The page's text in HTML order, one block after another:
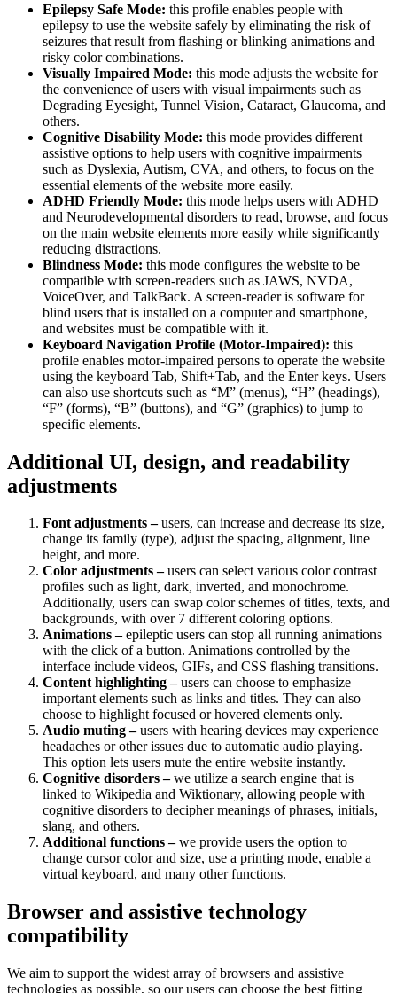
Epilepsy Safe Mode: this profile enables people with
epilepsy to use the website safely by eliminating the risk of
seizures that result from flashing or blinking animations and
risky color combinations.
Visually Impaired Mode: this mode adjusts the website for
the convenience of users with visual impairments such as
Degrading Eyesight, Tunnel Vision, Cataract, Glaucoma, and
others.
Cognitive Disability Mode: this mode provides different
assistive options to help users with cognitive impairments
such as Dyslexia, Autism, CVA, and others, to focus on the
essential elements of the website more easily.
ADHD Friendly Mode: this mode helps users with ADHD
and Neurodevelopmental disorders to read, browse, and focus
on the main website elements more easily while significantly
reducing distractions.
Blindness Mode: this mode configures the website to be
compatible with screen-readers such as JAWS, NVDA,
VoiceOver, and TalkBack. A screen-reader is software for
blind users that is installed on a computer and smartphone,
and websites must be compatible with it.
Keyboard Navigation Profile (Motor-Impaired): this
profile enables motor-impaired persons to operate the website
using the keyboard Tab, Shift+Tab, and the Enter keys. Users
can also use shortcuts such as “M” (menus), “H” (headings),
“F” (forms), “B” (buttons), and “G” (graphics) to jump to
specific elements.
Additional UI, design, and readability
adjustments
Font adjustments –users, can increase and decrease its size,
change its family (type), adjust the spacing, alignment, line
height, and more.
Color adjustments –users can select various color contrast
profiles such as light, dark, inverted, and monochrome.
Additionally, users can swap color schemes of titles, texts, and
backgrounds, with over 7 different coloring options.
Animations –epileptic users can stop all running animations
with the click of a button. Animations controlled by the
interface include videos, GIFs, and CSS flashing transitions.
Content highlighting –users can choose to emphasize
important elements such as links and titles. They can also
choose to highlight focused or hovered elements only.
Audio muting –users with hearing devices may experience
headaches or other issues due to automatic audio playing.
This option lets users mute the entire website instantly.
Cognitive disorders –we utilize a search engine that is
linked to Wikipedia and Wiktionary, allowing people with
cognitive disorders to decipher meanings of phrases, initials,
slang, and others.
Additional functions –we provide users the option to
change cursor color and size, use a printing mode, enable a
virtual keyboard, and many other functions.
Browser and assistive technology
compatibility
We aim to support the widest array of browsers and assistive
technologies as possible, so our users can choose the best fitting